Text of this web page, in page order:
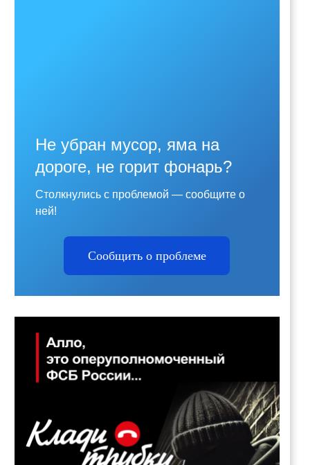
Не убран мусор, яма на
дороге, не горит фонарь?
Столкнулись с проблемой — сообщите о
ней!
Сообщить о проблеме